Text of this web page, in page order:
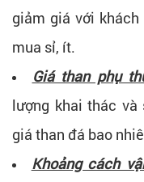
giảm giá với
mua sỉ, ít.
Giá than phụ
lượng khai thác
giá than đá bao
Khoảng cách